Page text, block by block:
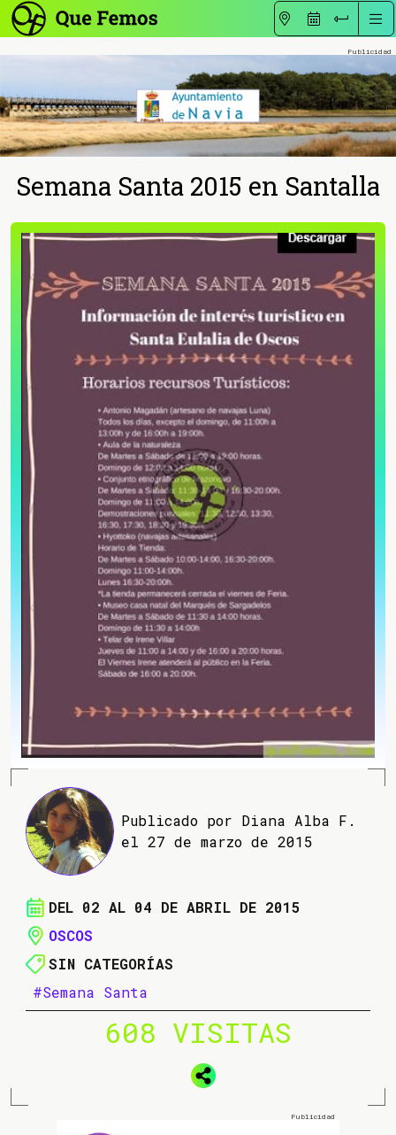
Semana Santa 2015 en Santalla
Publicado por Diana Alba F.
el 27 de marzo de 2015
DEL 02 AL 04 DE ABRIL DE 2015
OSCOS
SIN CATEGORÍAS
#Semana Santa
608 VISITAS